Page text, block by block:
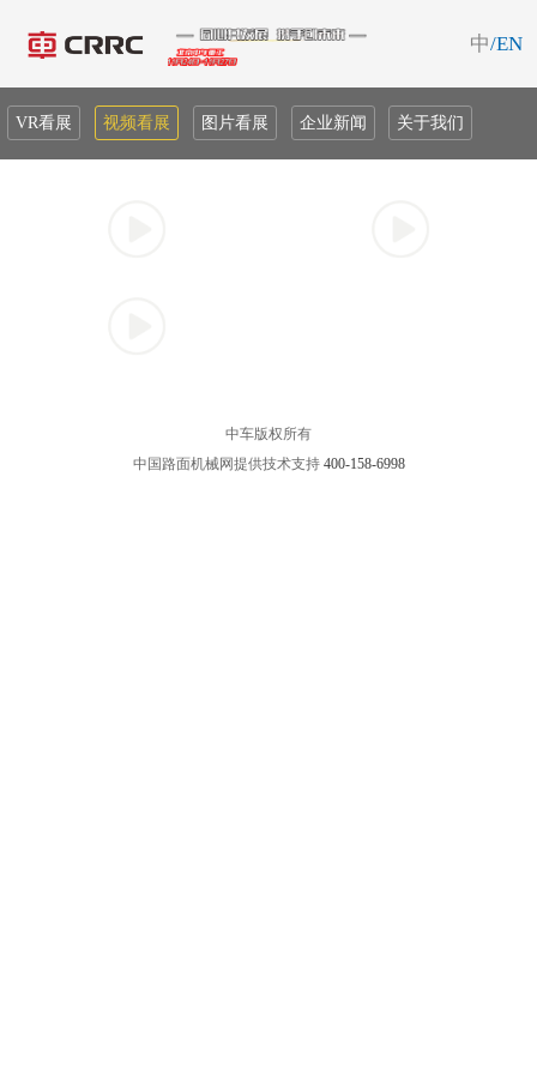
中/EN
VR看展 视频看展 图片看展 企业新闻 关于我们
中车版权所有
中国路面机械网提供技术支持 400-158-6998